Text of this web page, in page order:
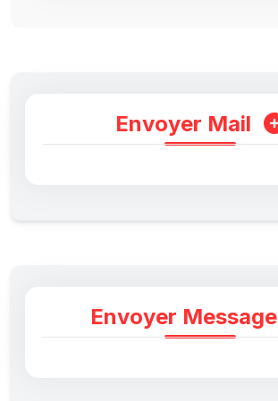
Envoyer Mail
Envoyer Message